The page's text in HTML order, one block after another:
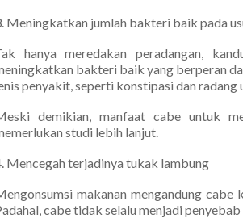
Meningkatkan jumlah bakteri baik pada
hanya meredakan peradangan,
bakteri baik yang berperan
penyakit, seperti konstipasi dan radang
demikian, manfaat cabe untuk
studi lebih lanjut.
Mencegah terjadinya tukak lambung
makanan mengandung
cabe tidak selalu menjadi